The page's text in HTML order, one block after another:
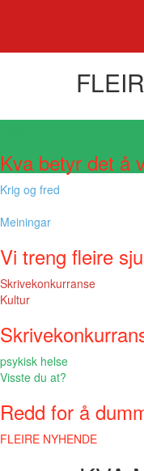
Kva betyr det å
Krig og fred
Meiningar
Vi treng fleire
Skrivekonkurranse
Kultur
psykisk helse
Visste du at?
Redd for å
FLEIRE NYHENDE